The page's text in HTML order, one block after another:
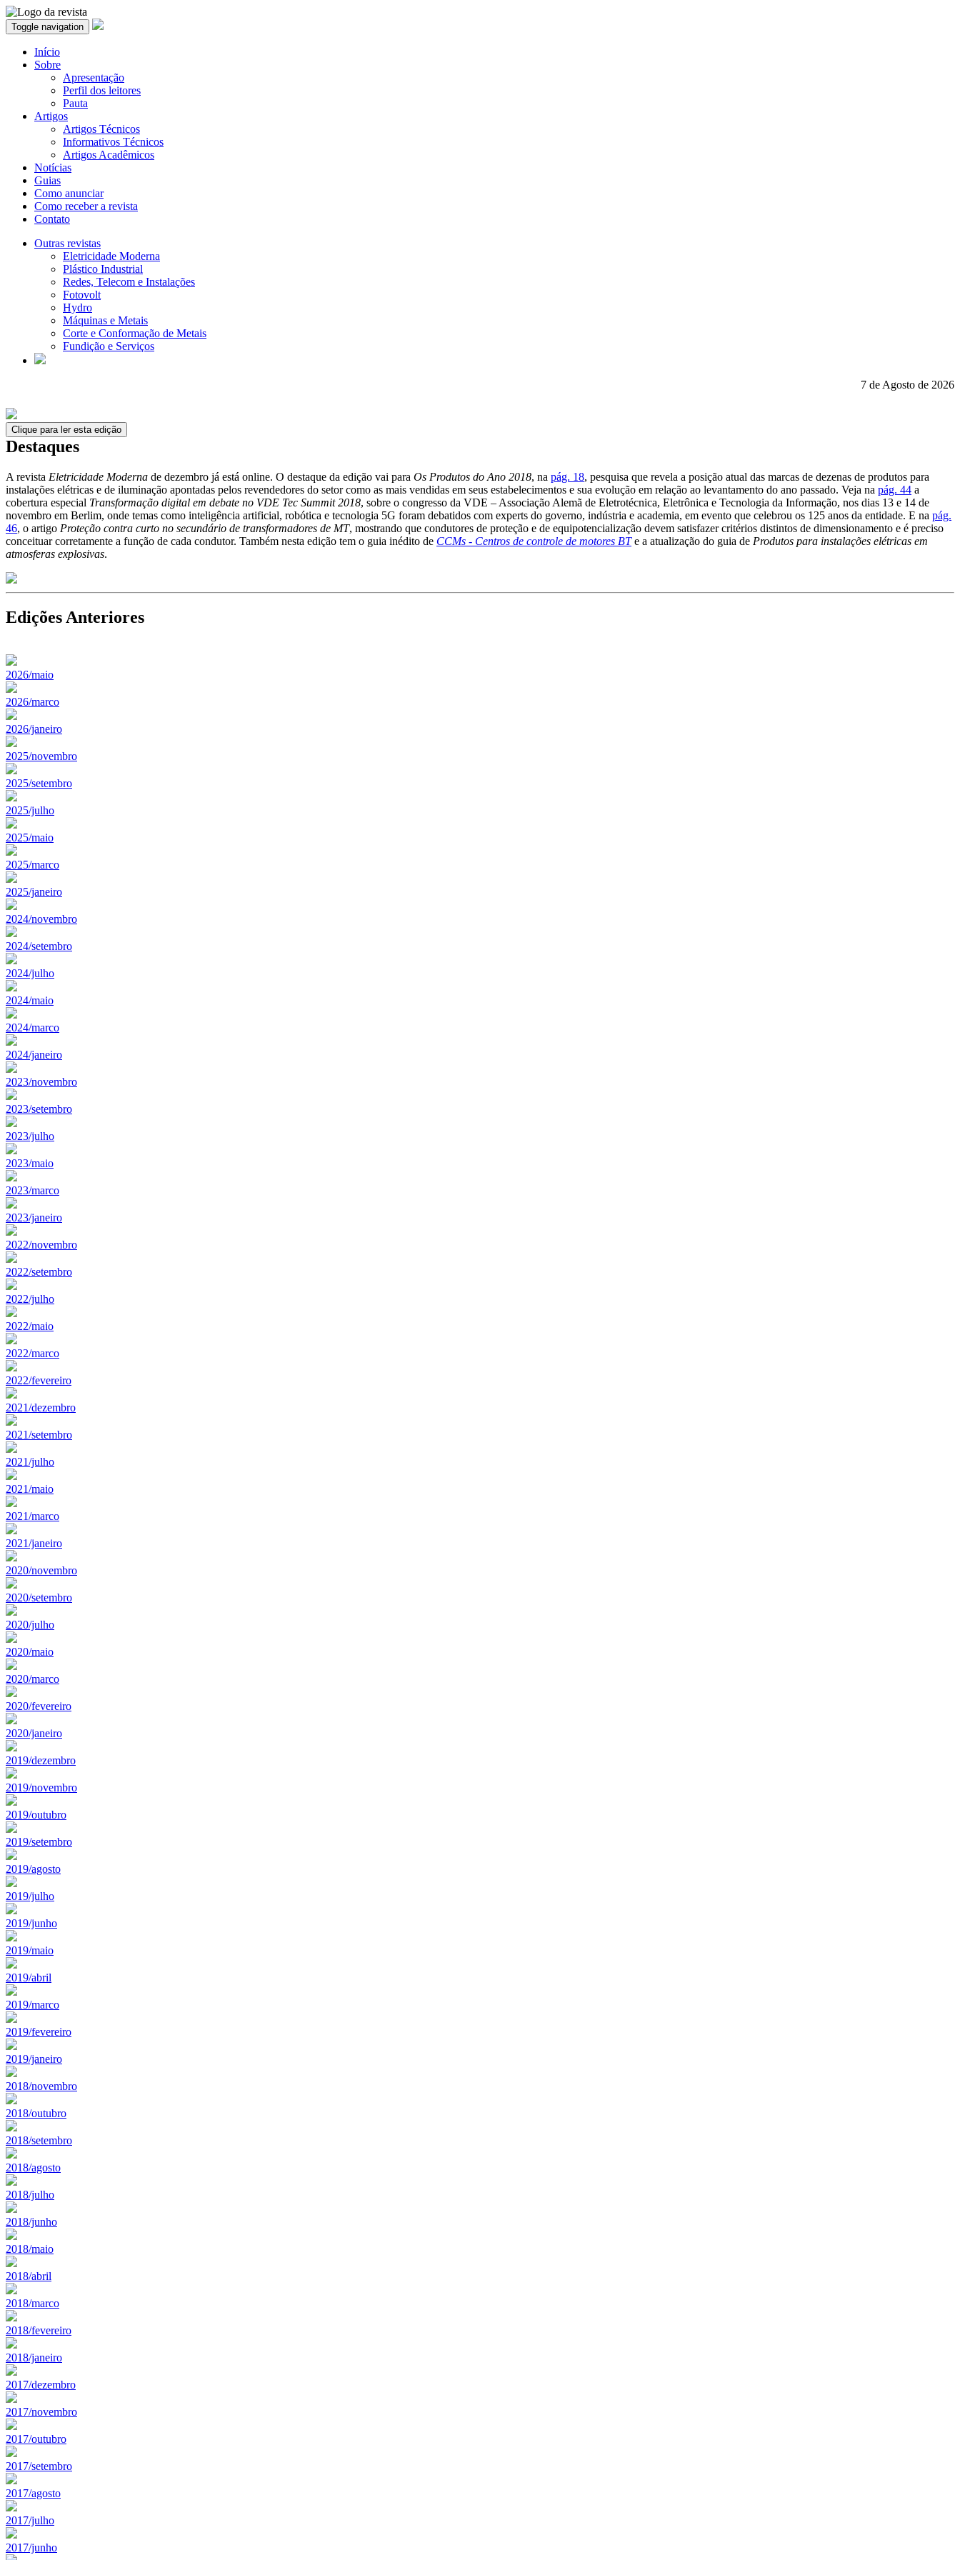
Toggle navigation
Início
Sobre
Apresentação
Perfil dos leitores
Pauta
Artigos
Artigos Técnicos
Informativos Técnicos
Artigos Acadêmicos
Notícias
Guias
Como anunciar
Como receber a revista
Contato
Outras revistas
Eletricidade Moderna
Plástico Industrial
Redes, Telecom e Instalações
Fotovolt
Hydro
Máquinas e Metais
Corte e Conformação de Metais
Fundição e Serviços
7 de Agosto de 2026
Clique para ler esta edição
Destaques
A revista Eletricidade Moderna de dezembro já está online. O destaque da edição vai para Os Produtos do Ano 2018, na pág. 18, pesquisa que revela a posição atual das marcas de dezenas de produtos para
instalações elétricas e de iluminação apontadas pelos revendedores do setor como as mais vendidas em seus estabelecimentos e sua evolução em relação ao levantamento do ano passado. Veja na pág. 44 a
cobertura especial Transformação digital em debate no VDE Tec Summit 2018, sobre o congresso da VDE – Associação Alemã de Eletrotécnica, Eletrônica e Tecnologia da Informação, nos dias 13 e 14 de
novembro em Berlim, onde temas como inteligência artificial, robótica e tecnologia 5G foram debatidos com experts do governo, indústria e academia, em evento que celebrou os 125 anos da entidade. E na pág.
46, o artigo Proteção contra curto no secundário de transformadores de MT, mostrando que condutores de proteção e de equipotencialização devem satisfazer critérios distintos de dimensionamento e é preciso
conceituar corretamente a função de cada condutor. Também nesta edição tem o guia inédito de CCMs - Centros de controle de motores BTe a atualização do guia de Produtos para instalações elétricas em
atmosferas explosivas.
Edições Anteriores
2026/maio
2026/marco
2026/janeiro
2025/novembro
2025/setembro
2025/julho
2025/maio
2025/marco
2025/janeiro
2024/novembro
2024/setembro
2024/julho
2024/maio
2024/marco
2024/janeiro
2023/novembro
2023/setembro
2023/julho
2023/maio
2023/marco
2023/janeiro
2022/novembro
2022/setembro
2022/julho
2022/maio
2022/marco
2022/fevereiro
2021/dezembro
2021/setembro
2021/julho
2021/maio
2021/marco
2021/janeiro
2020/novembro
2020/setembro
2020/julho
2020/maio
2020/marco
2020/fevereiro
2020/janeiro
2019/dezembro
2019/novembro
2019/outubro
2019/setembro
2019/agosto
2019/julho
2019/junho
2019/maio
2019/abril
2019/marco
2019/fevereiro
2019/janeiro
2018/novembro
2018/outubro
2018/setembro
2018/agosto
2018/julho
2018/junho
2018/maio
2018/abril
2018/marco
2018/fevereiro
2018/janeiro
2017/dezembro
2017/novembro
2017/outubro
2017/setembro
2017/agosto
2017/julho
2017/junho